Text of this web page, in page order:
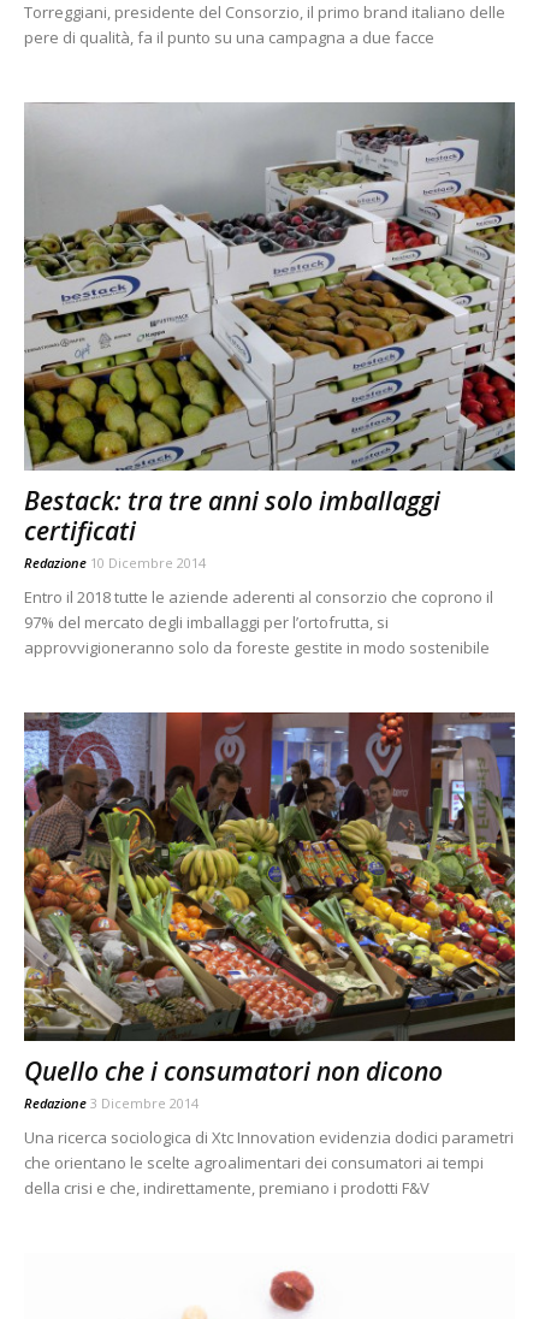
Torreggiani, presidente del Consorzio, il primo brand italiano delle
pere di qualità, fa il punto su una campagna a due facce
Bestack: tra tre anni solo imballaggi
certificati
Redazione 10 Dicembre 2014
Entro il 2018 tutte le aziende aderenti al consorzio che coprono il
97% del mercato degli imballaggi per l’ortofrutta, si
approvvigioneranno solo da foreste gestite in modo sostenibile
Quello che i consumatori non dicono
Redazione 3 Dicembre 2014
Una ricerca sociologica di Xtc Innovation evidenzia dodici parametri
che orientano le scelte agroalimentari dei consumatori ai tempi
della crisi e che, indirettamente, premiano i prodotti F&V